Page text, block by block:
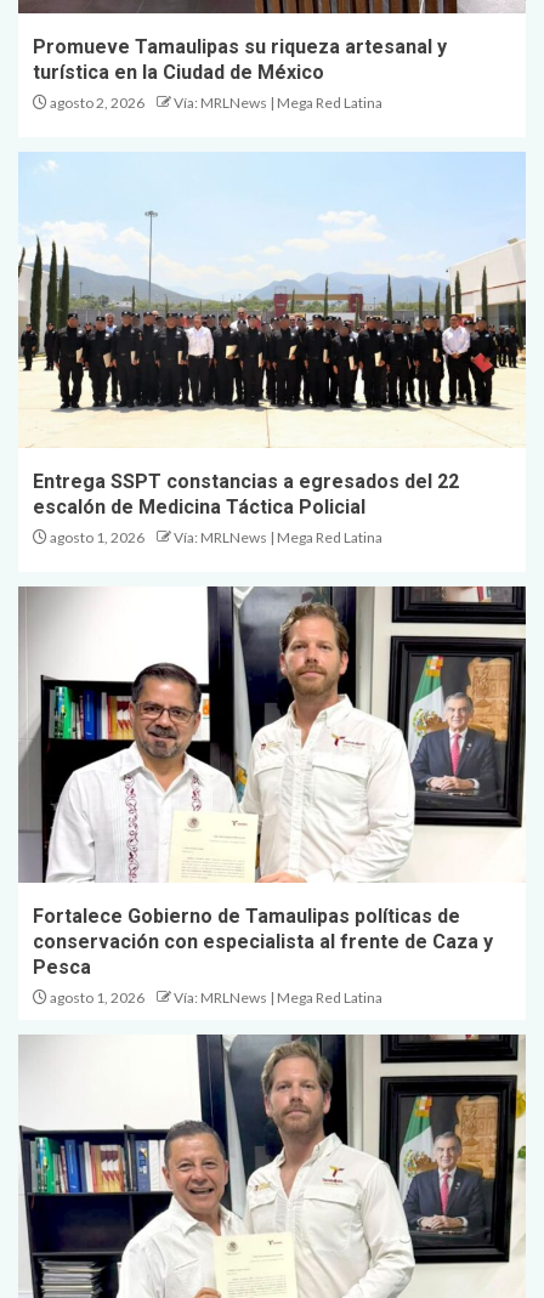
Promueve Tamaulipas su riqueza artesanal y
turística en la Ciudad de México
agosto 2, 2026 Vía: MRLNews | Mega Red Latina
Entrega SSPT constancias a egresados del 22
escalón de Medicina Táctica Policial
agosto 1, 2026 Vía: MRLNews | Mega Red Latina
Fortalece Gobierno de Tamaulipas políticas de
conservación con especialista al frente de Caza y
Pesca
agosto 1, 2026 Vía: MRLNews | Mega Red Latina